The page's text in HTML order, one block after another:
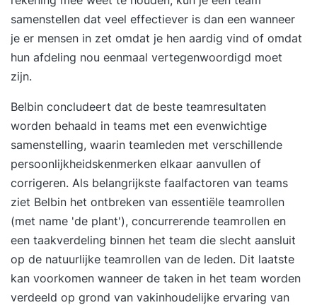
samenstellen dat veel effectiever is dan een wanneer
je er mensen in zet omdat je hen aardig vind of omdat
hun afdeling nou eenmaal vertegenwoordigd moet
zijn.
Belbin concludeert dat de beste teamresultaten
worden behaald in teams met een evenwichtige
samenstelling, waarin teamleden met verschillende
persoonlijkheidskenmerken elkaar aanvullen of
corrigeren. Als belangrijkste faalfactoren van teams
ziet Belbin het ontbreken van essentiële teamrollen
(met name 'de plant'), concurrerende teamrollen en
een taakverdeling binnen het team die slecht aansluit
op de natuurlijke teamrollen van de leden. Dit laatste
kan voorkomen wanneer de taken in het team worden
verdeeld op grond van vakinhoudelijke ervaring van